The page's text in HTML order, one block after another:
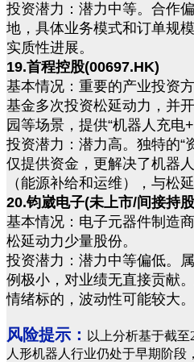
投资潜力：潜力中等。合作
地，具体业务模式和订单规
实质性进展。
19.首程控股(00697.HK)
基本情况：重要的产业投资
基金多次投资松延动力，并
园等场景，提供“机器人充电
投资潜力：潜力高。独特的“
仅提供资金，更解决了机器
（能源补给和运维），与松
20.钧崴电子(未上市/间接持
基本情况：电子元器件制造
松延动力少量股份。
投资潜力：潜力中等偏低。
例极小，对业绩无直接贡献
情绪标的，波动性可能较大。
风险提示： 以上分析基于截至
人形机器人行业仍处于早期阶段